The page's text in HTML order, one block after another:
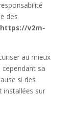
des
https://v2m-
au mieux
cependant sa
si des
installées sur